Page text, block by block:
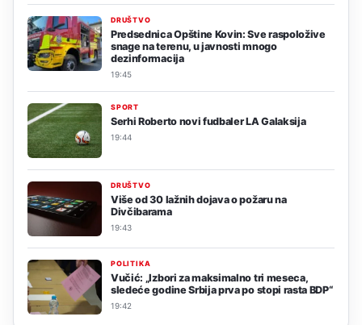
DRUŠTVO
Predsednica Opštine Kovin: Sve raspoložive
snage na terenu, u javnosti mnogo
dezinformacija
19:45
SPORT
Serhi Roberto novi fudbaler LA Galaksija
19:44
DRUŠTVO
Više od 30 lažnih dojava o požaru na
Divčibarama
19:43
POLITIKA
Vučić: „Izbori za maksimalno tri meseca,
sledeće godine Srbija prva po stopi rasta BDP“
19:42